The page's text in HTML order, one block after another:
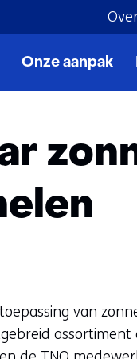
Onze aanpak
zonne-energie en
van